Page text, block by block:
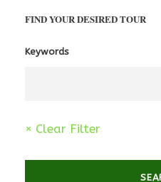
FIND YOUR DESIRED TOUR
Keywords
× Clear Filter